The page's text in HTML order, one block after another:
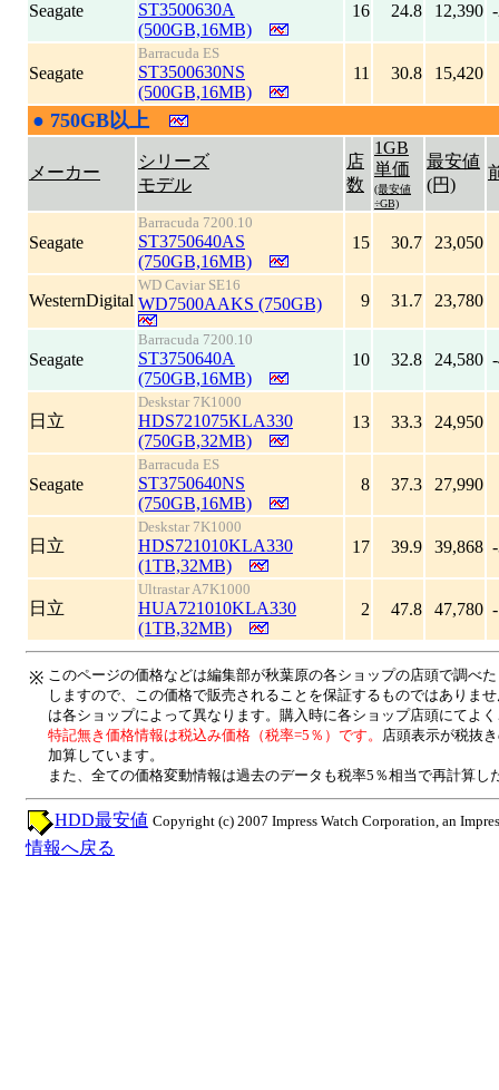
Seagate
ST3500630A
(500GB,16MB)
16 24.8 12,390
Seagate
Barracuda ES
ST3500630NS
(500GB,16MB)
11 30.8 15,420
● 750GB以上
メーカー
シリーズ
モデル
店
数
1GB
単価
(最安値
÷GB)
最安値
(円)
Seagate
Barracuda 7200.10
ST3750640AS
(750GB,16MB)
15 30.7 23,050
WesternDigital
WD Caviar SE16
WD7500AAKS (750GB) 9 31.7 23,780
Seagate
Barracuda 7200.10
ST3750640A
(750GB,16MB)
10 32.8 24,580
日立
Deskstar 7K1000
HDS721075KLA330
(750GB,32MB)
13 33.3 24,950
Seagate
Barracuda ES
ST3750640NS
(750GB,16MB)
8 37.3 27,990
日立
Deskstar 7K1000
HDS721010KLA330
(1TB,32MB)
17 39.9 39,868
日立
Ultrastar A7K1000
HUA721010KLA330
(1TB,32MB)
2 47.8 47,780
※ このページの価格などは編集部が秋葉原の各ショップの店頭で調べ
しますので、この価格で販売されることを保証するものではありま
は各ショップによって異なります。購入時に各ショップ店頭にてよ
特記無き価格情報は税込み価格（税率=5％）です。 店頭表示が税抜
加算しています。
また、全ての価格変動情報は過去のデータも税率5％相当で再計算し
Copyright (c) 2007 Impress Watch Corporation, an
HDD最安値
情報へ戻る